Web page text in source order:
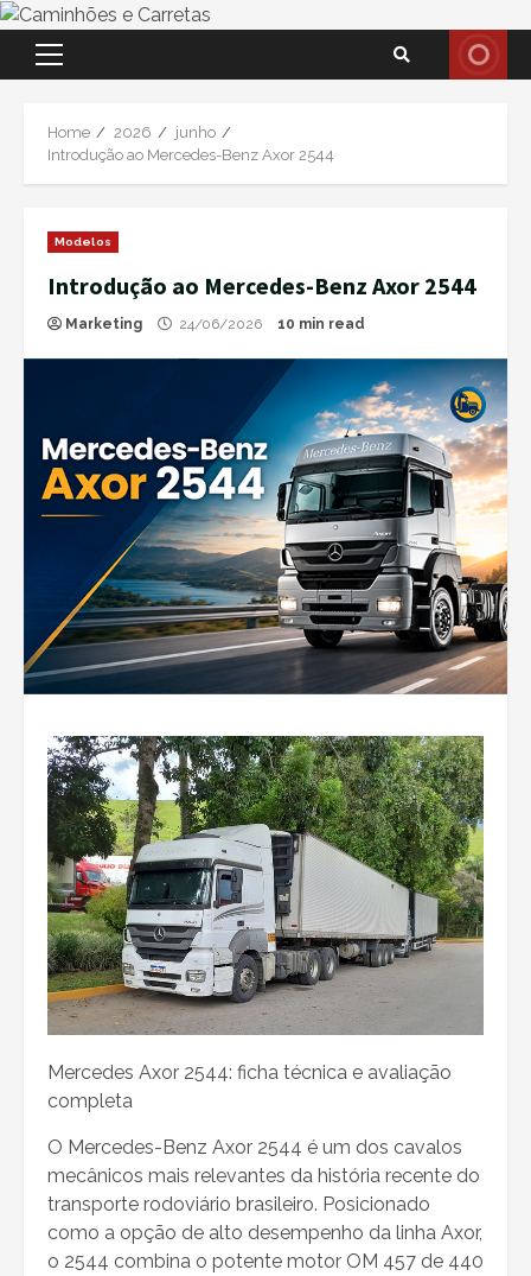
Primary
Home 2026
junho
Introdução ao Mercedes-Benz Axor 2544
Modelos
Introdução ao Mercedes-Benz Axor 2544
Marketing 24/06/2026 10 min read
Mercedes Axor 2544: ficha técnica e avaliação
completa
O Mercedes-Benz Axor 2544 é um dos cavalos
mecânicos mais relevantes da história recente do
transporte rodoviário brasileiro. Posicionado
como a opção de alto desempenho da linha Axor,
o 2544 combina o potente motor OM 457 de 440